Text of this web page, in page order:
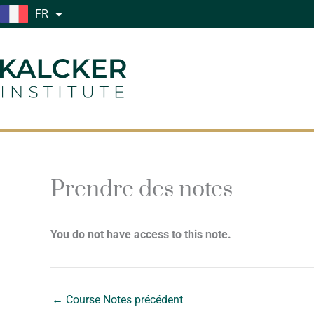
Aller
au
FR
Prendre des notes
You do not have access to this note.
← Course Notes précédent